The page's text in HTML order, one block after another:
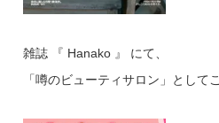
雑誌 『 Hanako 』 にて、
「噂のビューティサロン」として